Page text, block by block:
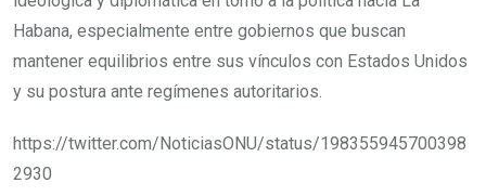
Habana, especialmente entre gobiernos que buscan
mantener equilibrios entre sus vínculos con Estados Unidos
y su postura ante regímenes autoritarios.
https://twitter.com/NoticiasONU/status/198355945700398
2930